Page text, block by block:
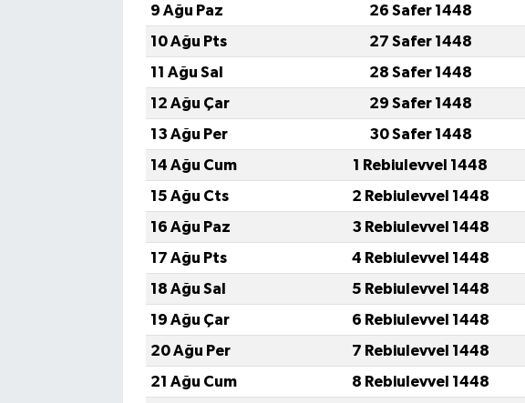
9 Ağu Paz
26 Safer 1448
10 Ağu Pts
27 Safer 1448
11 Ağu Sal
28 Safer 1448
12 Ağu Çar
29 Safer 1448
13 Ağu Per
30 Safer 1448
14 Ağu Cum
1 Rebiulevvel 1448
15 Ağu Cts
2 Rebiulevvel 1448
16 Ağu Paz
3 Rebiulevvel 1448
17 Ağu Pts
4 Rebiulevvel 1448
18 Ağu Sal
5 Rebiulevvel 1448
19 Ağu Çar
6 Rebiulevvel 1448
20 Ağu Per
7 Rebiulevvel 1448
21 Ağu Cum
8 Rebiulevvel 1448